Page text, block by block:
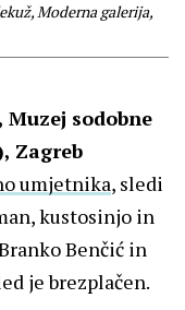
Moderna galerija,
Muzej sodobne
Zagreb
umjetnika, sledi
kustosinjo in
Benčić in
je brezplačen.